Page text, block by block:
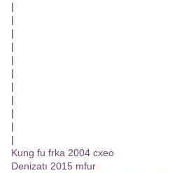
|
|
|
|
|
|
|
|
|
|
|
Kung fu frka 2004 cxeo
Denizatı 2015 mfur